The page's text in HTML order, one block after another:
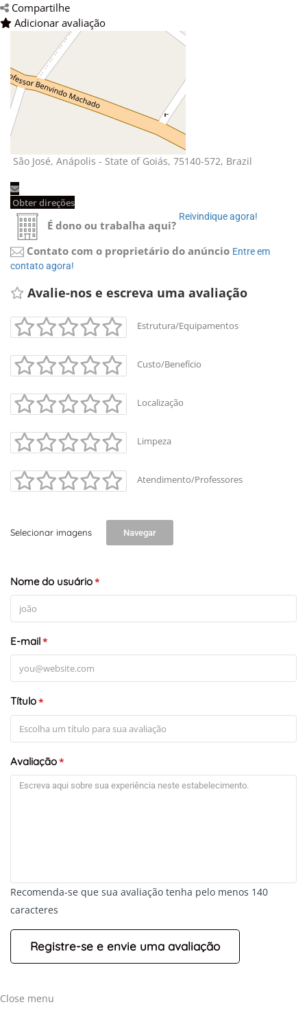
Compartilhe
Adicionar avaliação
+-
Leaflet
São José, Anápolis - State of Goiás, 75140-572, Brazil
Obter direções
É dono ou trabalha aqui?
Reivindique agora!
Contato com o proprietário do anúncio Entre em
contato agora!
Avalie-nos e escreva uma avaliação
Estrutura/Equipamentos
Custo/Benefício
Localização
Limpeza
Atendimento/Professores
Selecionar imagens Navegar
Nome do usuário*
E-mail*
Título*
Avaliação*
Recomenda-se que sua avaliação tenha pelo menos 140
caracteres
Close menu